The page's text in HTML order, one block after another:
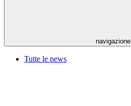
navigazione
Tutte le news